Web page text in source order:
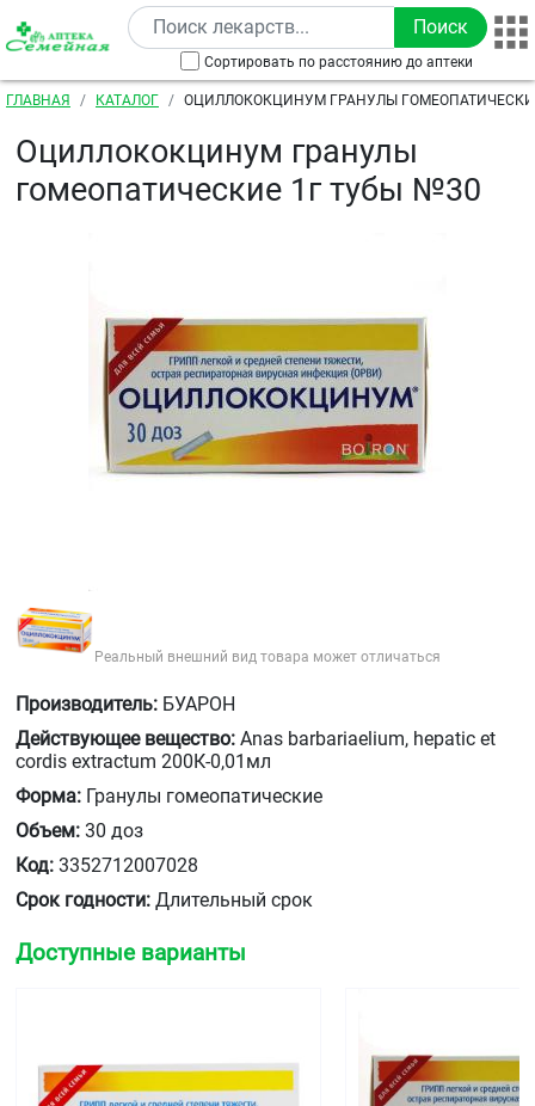
Перейти к основному содержанию
Сортировать по расстоянию до аптеки
Строка навигации
ГЛАВНАЯ КАТАЛОГ ОЦИЛЛОКОКЦИНУМ ГРАНУЛЫ
Оциллококцинум гранулы
гомеопатические 1г тубы №30
Реальный внешний вид товара может отличаться
Производитель: БУАРОН
Действующее вещество: Anas barbariaelium, hepatic et
cordis extractum 200К-0,01мл
Форма: Гранулы гомеопатические
Объем: 30 доз
Код: 3352712007028
Срок годности: Длительный срок
Доступные варианты